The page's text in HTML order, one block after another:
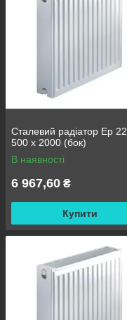
Сталевий радіатор Ep
500 x 2000 (бок)
В наявності
6 967,60 ₴
Купити